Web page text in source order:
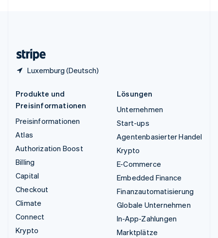
Luxemburg (Deutsch)
Produkte und
Preisinformationen
Preisinformationen
Atlas
Authorization Boost
Billing
Capital
Checkout
Climate
Connect
Krypto
Lösungen
Unternehmen
Start-ups
Agentenbasierter Handel
Krypto
E-Commerce
Embedded Finance
Finanzautomatisierung
Globale Unternehmen
In-App-Zahlungen
Marktplätze